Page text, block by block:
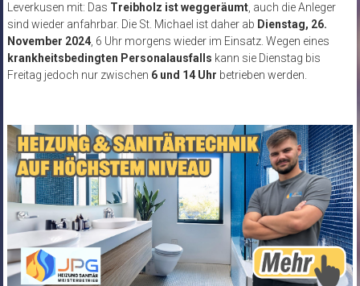
Leverkusen mit: Das Treibholz ist weggeräumt, auch die Anleger
sind wieder anfahrbar. Die St. Michael ist daher ab Dienstag, 26.
November 2024, 6 Uhr morgens wieder im Einsatz. Wegen eines
krankheitsbedingten Personalausfalls kann sie Dienstag bis
Freitag jedoch nur zwischen 6 und 14 Uhr betrieben werden.